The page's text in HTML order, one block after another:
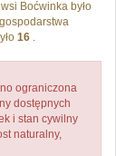
Boćwinka było
16 .
ograniczona
dostępnych
i stan cywilny
naturalny,